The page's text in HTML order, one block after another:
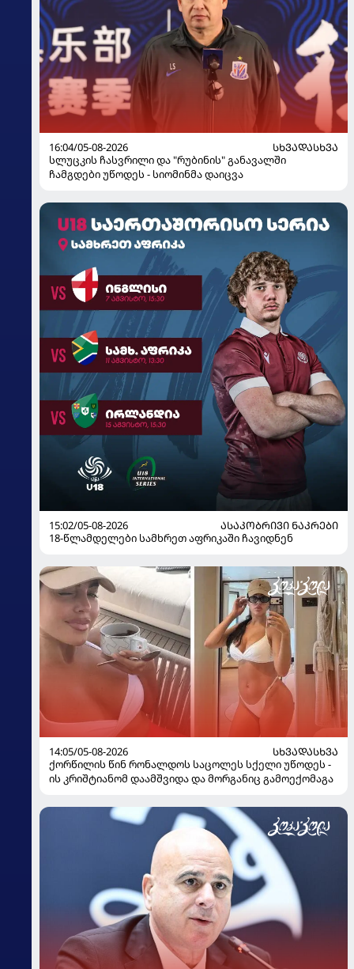
16:04/05-08-2026
ᲡᲮᲕᲐᲓᲐᲡᲮᲕᲐ
სლუცკის ჩასვრილი და "რუბინის" განავალში
ჩამგდები უწოდეს - სიომინმა დაიცვა
15:02/05-08-2026
ᲐᲡᲐᲙᲝᲑᲠᲘᲕᲘ ᲜᲐᲙᲠᲔᲑᲘ
18-წლამდელები სამხრეთ აფრიკაში ჩავიდნენ
14:05/05-08-2026
ᲡᲮᲕᲐᲓᲐᲡᲮᲕᲐ
ქორწილის წინ რონალდოს საცოლეს სქელი უწოდეს -
ის კრიშტიანომ დაამშვიდა და მორგანიც გამოექომაგა